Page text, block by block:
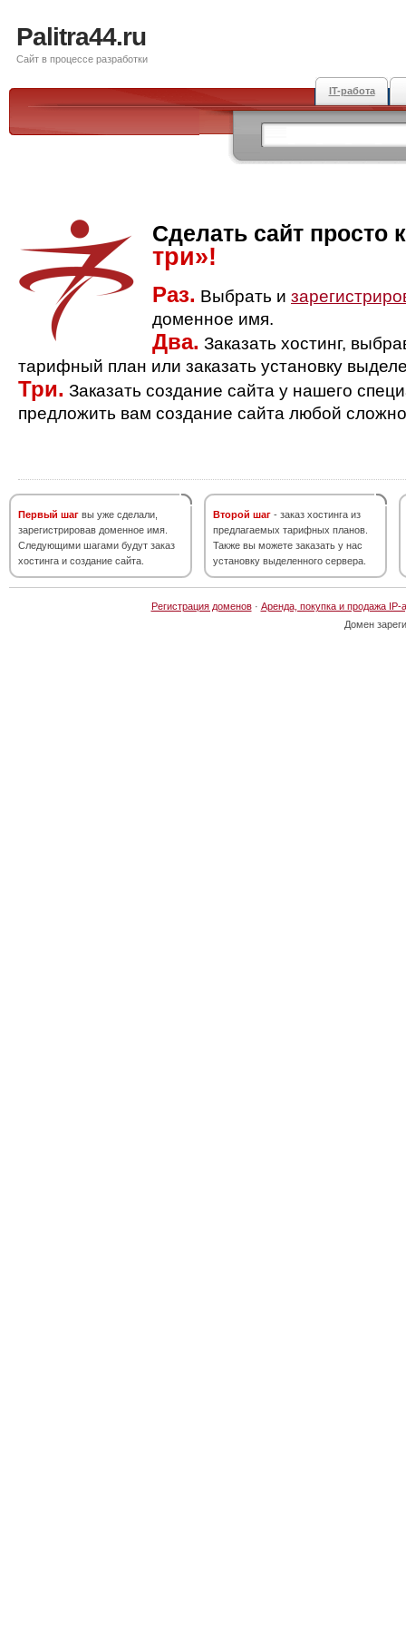
Palitra44.ru
Сайт в процессе разработки
IT-работа
Сделать сайт просто
три»!
Раз. Выбрать и
доменное имя.
Два. Заказать хостинг,
тарифный план или заказать установку
Три. Заказать создание сайта у нашего
предложить вам создание сайта любой
Первый шаг вы уже сделали,
зарегистрировав доменное имя.
Следующими шагами будут заказ
хостинга и создание сайта.
Второй шаг - заказ хостинга из
предлагаемых тарифных планов.
Также вы можете заказать у нас
установку выделенного сервера.
Регистрация доменов· Аренда, покупка и продажа IP-
Домен